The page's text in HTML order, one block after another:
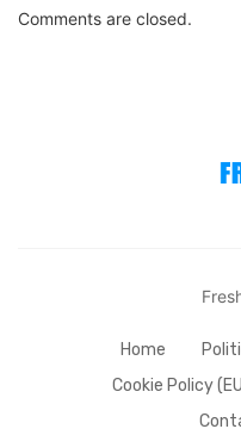
Comments are closed.
Home
Cookie Policy